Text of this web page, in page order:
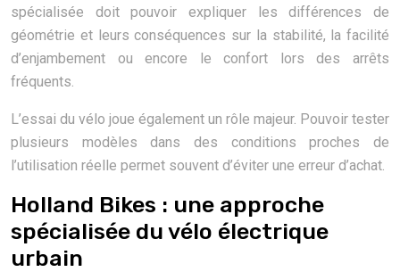
spécialisée doit pouvoir expliquer les différences de
géométrie et leurs conséquences sur la stabilité, la facilité
d’enjambement ou encore le confort lors des arrêts
fréquents.
L’essai du vélo joue également un rôle majeur. Pouvoir tester
plusieurs modèles dans des conditions proches de
l’utilisation réelle permet souvent d’éviter une erreur d’achat.
Holland Bikes : une approche
spécialisée du vélo électrique
urbain